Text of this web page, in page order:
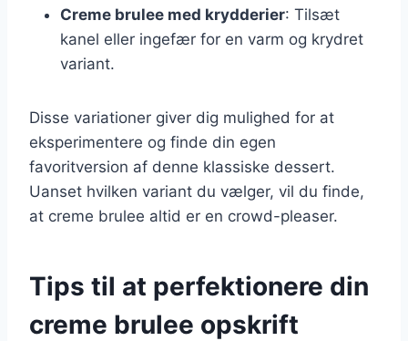
Creme brulee med krydderier: Tilsæt
kanel eller ingefær for en varm og krydret
variant.
Disse variationer giver dig mulighed for at
eksperimentere og finde din egen
favoritversion af denne klassiske dessert.
Uanset hvilken variant du vælger, vil du finde,
at creme brulee altid er en crowd-pleaser.
Tips til at perfektionere din
creme brulee opskrift